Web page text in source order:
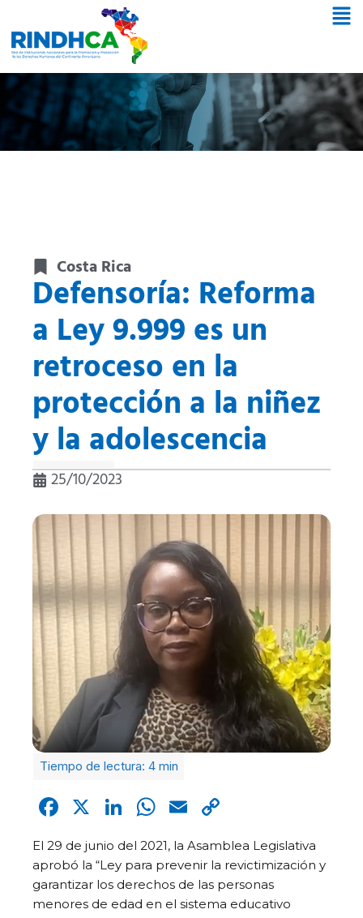
Costa Rica
Defensoría: Reforma
a Ley 9.999 es un
retroceso en la
protección a la niñez
y la adolescencia
25/10/2023
Facebook
X LinkedIn
WhatsApp
Email
Link
El 29 de junio del 2021, la Asamblea Legislativa
aprobó la “Ley para prevenir la revictimización y
garantizar los derechos de las personas
menores de edad en el sistema educativo